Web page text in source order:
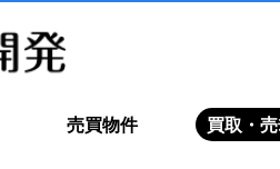
売買物件 買取・